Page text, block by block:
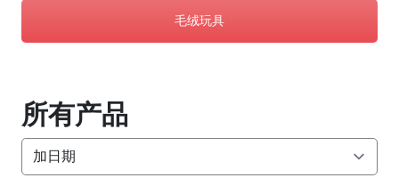
毛绒玩具
所有产品